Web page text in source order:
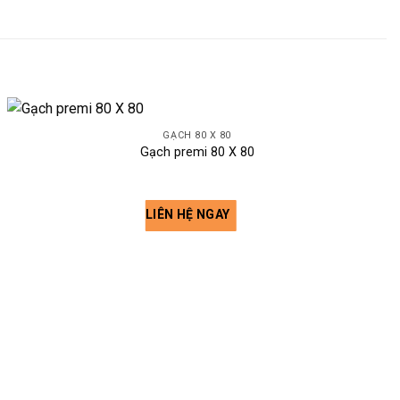
GẠCH 80 X 80
Gạch premi 80 X 80
LIÊN HỆ NGAY